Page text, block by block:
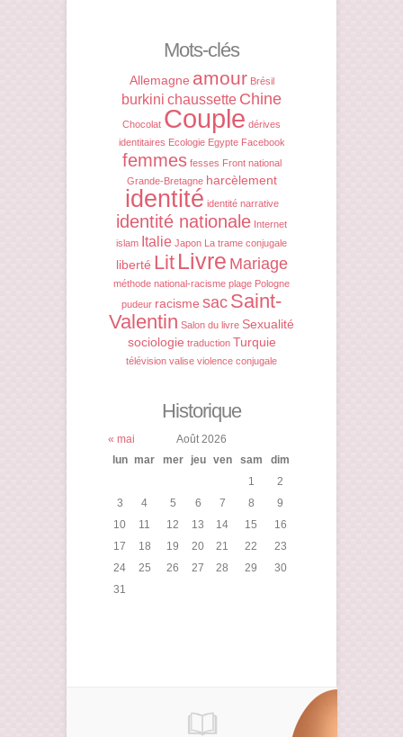
Mots-clés
Allemagne amour Brésil
burkini chaussette Chine
Chocolat Couple dérives
identitaires Ecologie Egypte Facebook
femmes fesses Front national
Grande-Bretagne harcèlement
identité identité narrative
identité nationale Internet
islam Italie Japon La trame conjugale
liberté Lit Livre Mariage
méthode national-racisme plage Pologne
pudeur racisme sac Saint-
Valentin Salon du livre Sexualité
sociologie traduction Turquie
télévision valise violence conjugale
Historique
« mai
Août 2026
lun mar mer jeu ven sam
dim
1
2
3
4 5 6 7 8
9
10
11 12 13 14 15
16
17
18 19 20 21 22
23
24
25 26 27 28 29
30
31